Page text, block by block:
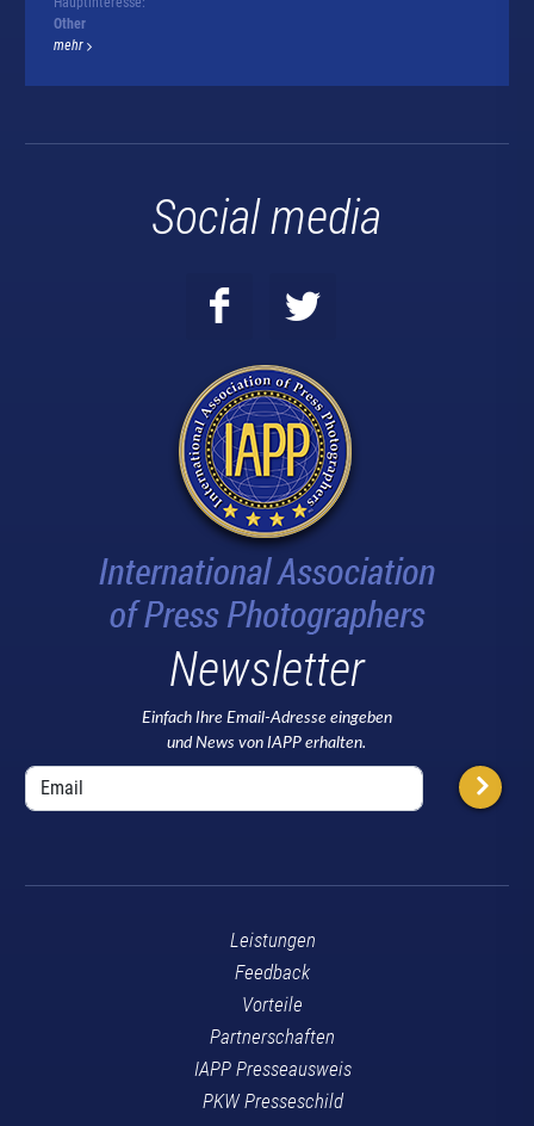
Other
mehr
Social media
Newsletter
Einfach Ihre Email-Adresse eingeben
und News von IAPP erhalten.
Leistungen
Feedback
Vorteile
Partnerschaften
IAPP Presseausweis
PKW Presseschild